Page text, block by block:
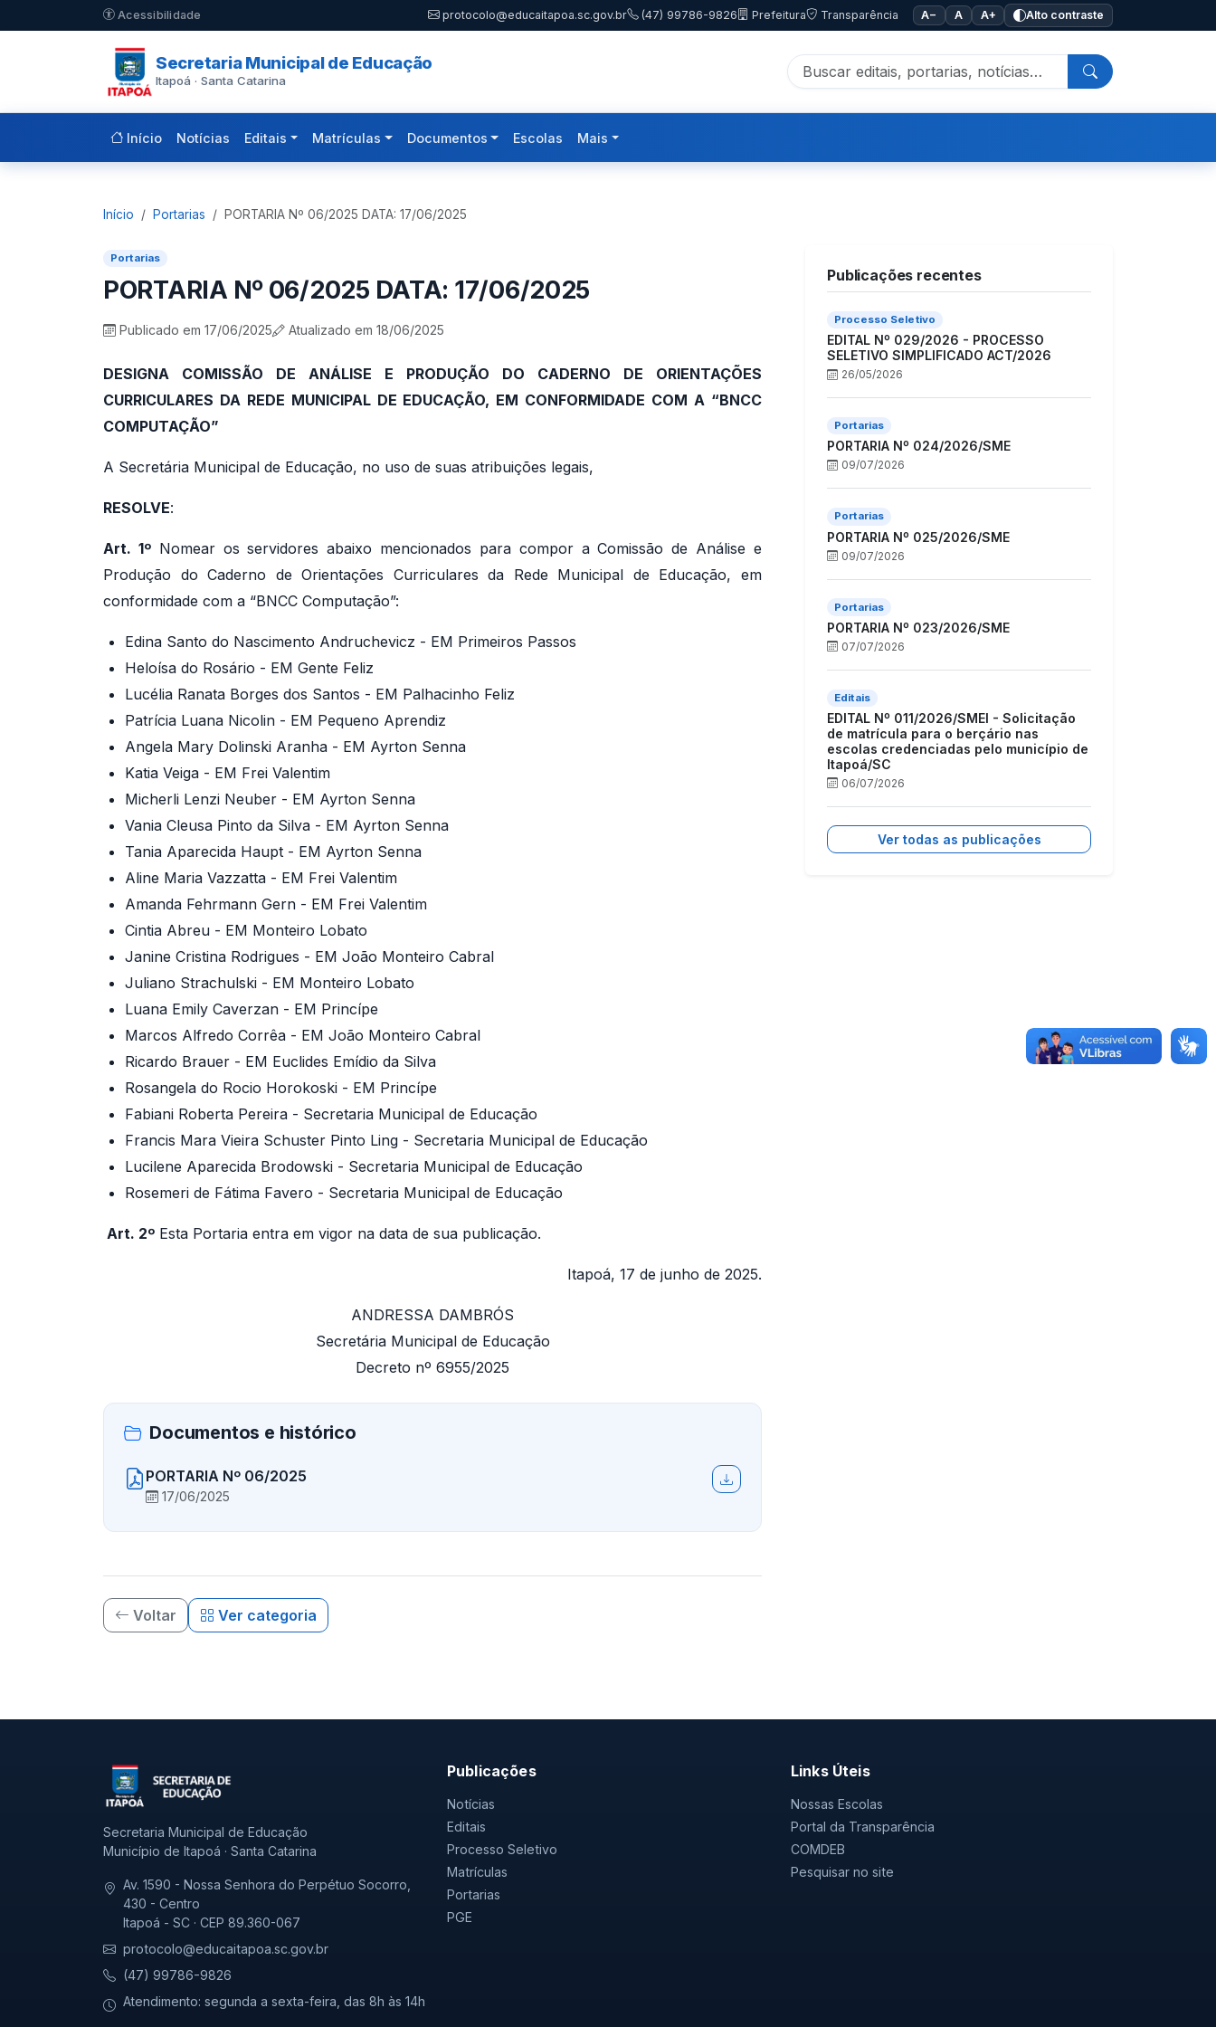
Pular para o conteúdo principal
Acessibilidade protocolo@educaitapoa.sc.gov.br (47) 99786-9826 Prefeitura Transparência A− A A+ Alto contraste
Secretaria Municipal de Educação
Itapoá · Santa Catarina
Início Notícias Editais Matrículas Documentos Escolas Mais
Início Portarias PORTARIA Nº 06/2025 DATA: 17/06/2025
Portarias
PORTARIA Nº 06/2025 DATA: 17/06/2025
Publicado em 17/06/2025 Atualizado em 18/06/2025
DESIGNA COMISSÃO DE ANÁLISE E PRODUÇÃO DO CADERNO DE ORIENTAÇÕES
CURRICULARES DA REDE MUNICIPAL DE EDUCAÇÃO, EM CONFORMIDADE COM A “BNCC
COMPUTAÇÃO”
A Secretária Municipal de Educação, no uso de suas atribuições legais,
RESOLVE:
Art. 1ºNomear os servidores abaixo mencionados para compor a Comissão de Análise e
Produção do Caderno de Orientações Curriculares da Rede Municipal de Educação, em
conformidade com a “BNCC Computação”:
Edina Santo do Nascimento Andruchevicz - EM Primeiros Passos
Heloísa do Rosário - EM Gente Feliz
Lucélia Ranata Borges dos Santos - EM Palhacinho Feliz
Patrícia Luana Nicolin - EM Pequeno Aprendiz
Angela Mary Dolinski Aranha - EM Ayrton Senna
Katia Veiga - EM Frei Valentim
Micherli Lenzi Neuber - EM Ayrton Senna
Vania Cleusa Pinto da Silva - EM Ayrton Senna
Tania Aparecida Haupt - EM Ayrton Senna
Aline Maria Vazzatta - EM Frei Valentim
Amanda Fehrmann Gern - EM Frei Valentim
Cintia Abreu - EM Monteiro Lobato
Janine Cristina Rodrigues - EM João Monteiro Cabral
Juliano Strachulski - EM Monteiro Lobato
Luana Emily Caverzan - EM Princípe
Marcos Alfredo Corrêa - EM João Monteiro Cabral
Ricardo Brauer - EM Euclides Emídio da Silva
Rosangela do Rocio Horokoski - EM Princípe
Fabiani Roberta Pereira - Secretaria Municipal de Educação
Francis Mara Vieira Schuster Pinto Ling - Secretaria Municipal de Educação
Lucilene Aparecida Brodowski - Secretaria Municipal de Educação
Rosemeri de Fátima Favero - Secretaria Municipal de Educação
Art. 2º Esta Portaria entra em vigor na data de sua publicação.
Itapoá, 17 de junho de 2025.
ANDRESSA DAMBRÓS
Secretária Municipal de Educação
Decreto nº 6955/2025
Documentos e histórico
PORTARIA Nº 06/2025
17/06/2025
Voltar Ver categoria
Publicações recentes
Processo Seletivo
EDITAL Nº 029/2026 - PROCESSO
SELETIVO SIMPLIFICADO ACT/2026
26/05/2026
Portarias
PORTARIA Nº 024/2026/SME
09/07/2026
Portarias
PORTARIA Nº 025/2026/SME
09/07/2026
Portarias
PORTARIA Nº 023/2026/SME
07/07/2026
Editais
EDITAL Nº 011/2026/SMEI - Solicitação
de matrícula para o berçário nas
escolas credenciadas pelo município de
Itapoá/SC
06/07/2026
Ver todas as publicações
Secretaria Municipal de Educação
Município de Itapoá · Santa Catarina
Av. 1590 - Nossa Senhora do Perpétuo Socorro,
430 - Centro
Itapoá - SC · CEP 89.360-067
protocolo@educaitapoa.sc.gov.br
(47) 99786-9826
Atendimento: segunda a sexta-feira, das 8h às 14h
Publicações
Notícias
Editais
Processo Seletivo
Matrículas
Portarias
PGE
Links Úteis
Nossas Escolas
Portal da Transparência
COMDEB
Pesquisar no site